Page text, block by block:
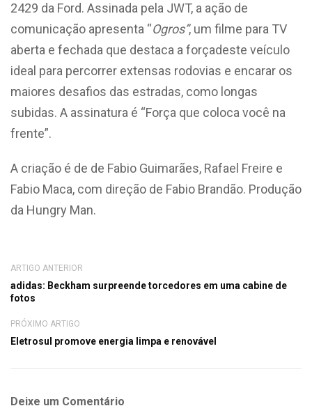
2429 da Ford. Assinada pela JWT, a ação de
comunicação apresenta “Ogros”, um filme para TV
aberta e fechada que destaca a forçadeste veículo
ideal para percorrer extensas rodovias e encarar os
maiores desafios das estradas, como longas
subidas. A assinatura é “Força que coloca você na
frente”.
A criação é de de Fabio Guimarães, Rafael Freire e
Fabio Maca, com direção de Fabio Brandão. Produção
da Hungry Man.
ARTIGO ANTERIOR
adidas: Beckham surpreende torcedores em uma cabine de
fotos
PRÓXIMO ARTIGO
Eletrosul promove energia limpa e renovável
Deixe um Comentário